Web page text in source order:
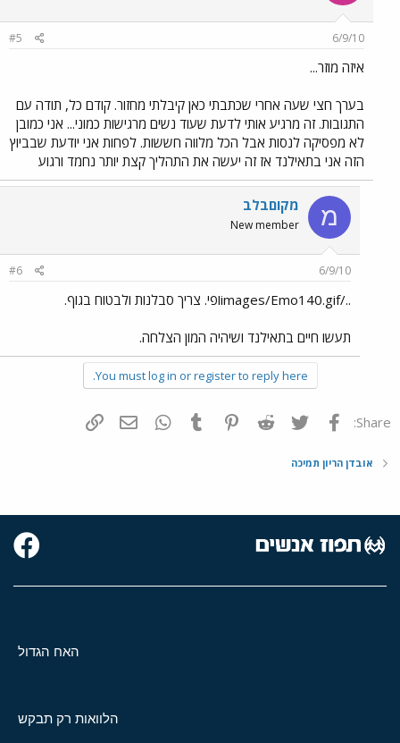
6/9/10
#5
איזה מוזר...
בערך חצי שעה אחרי שכתבתי כאן קיבלתי מחזור. קודם כל, תודה עם
התגובות. זה מרגיע אותי לדעת שעוד נשים מרגישות כמוני... אני כמובן
לא מפסיקה לנסות אבל הכל מלווה חששות. לפחות אני יודעת שבביוץ
הזה אני בתאילנד אז זה יעשה את התהליך קצת יותר נחמד ורגוע
מ מקוםבלב
New member
6/9/10
#6
../images/Emo140.gifופי. צריך סבלנות ולבטוח בגוף.
תעשו חיים בתאילנד ושיהיה המון הצלחה.
You must log in or register to reply here.
Share: פייסבוק Twitter
Reddit
Pinterest
Tumblr
WhatsAppדואר אלקטרוני
אובדן הריון תמיכה
האח הגדול
הלוואות רק תבקש